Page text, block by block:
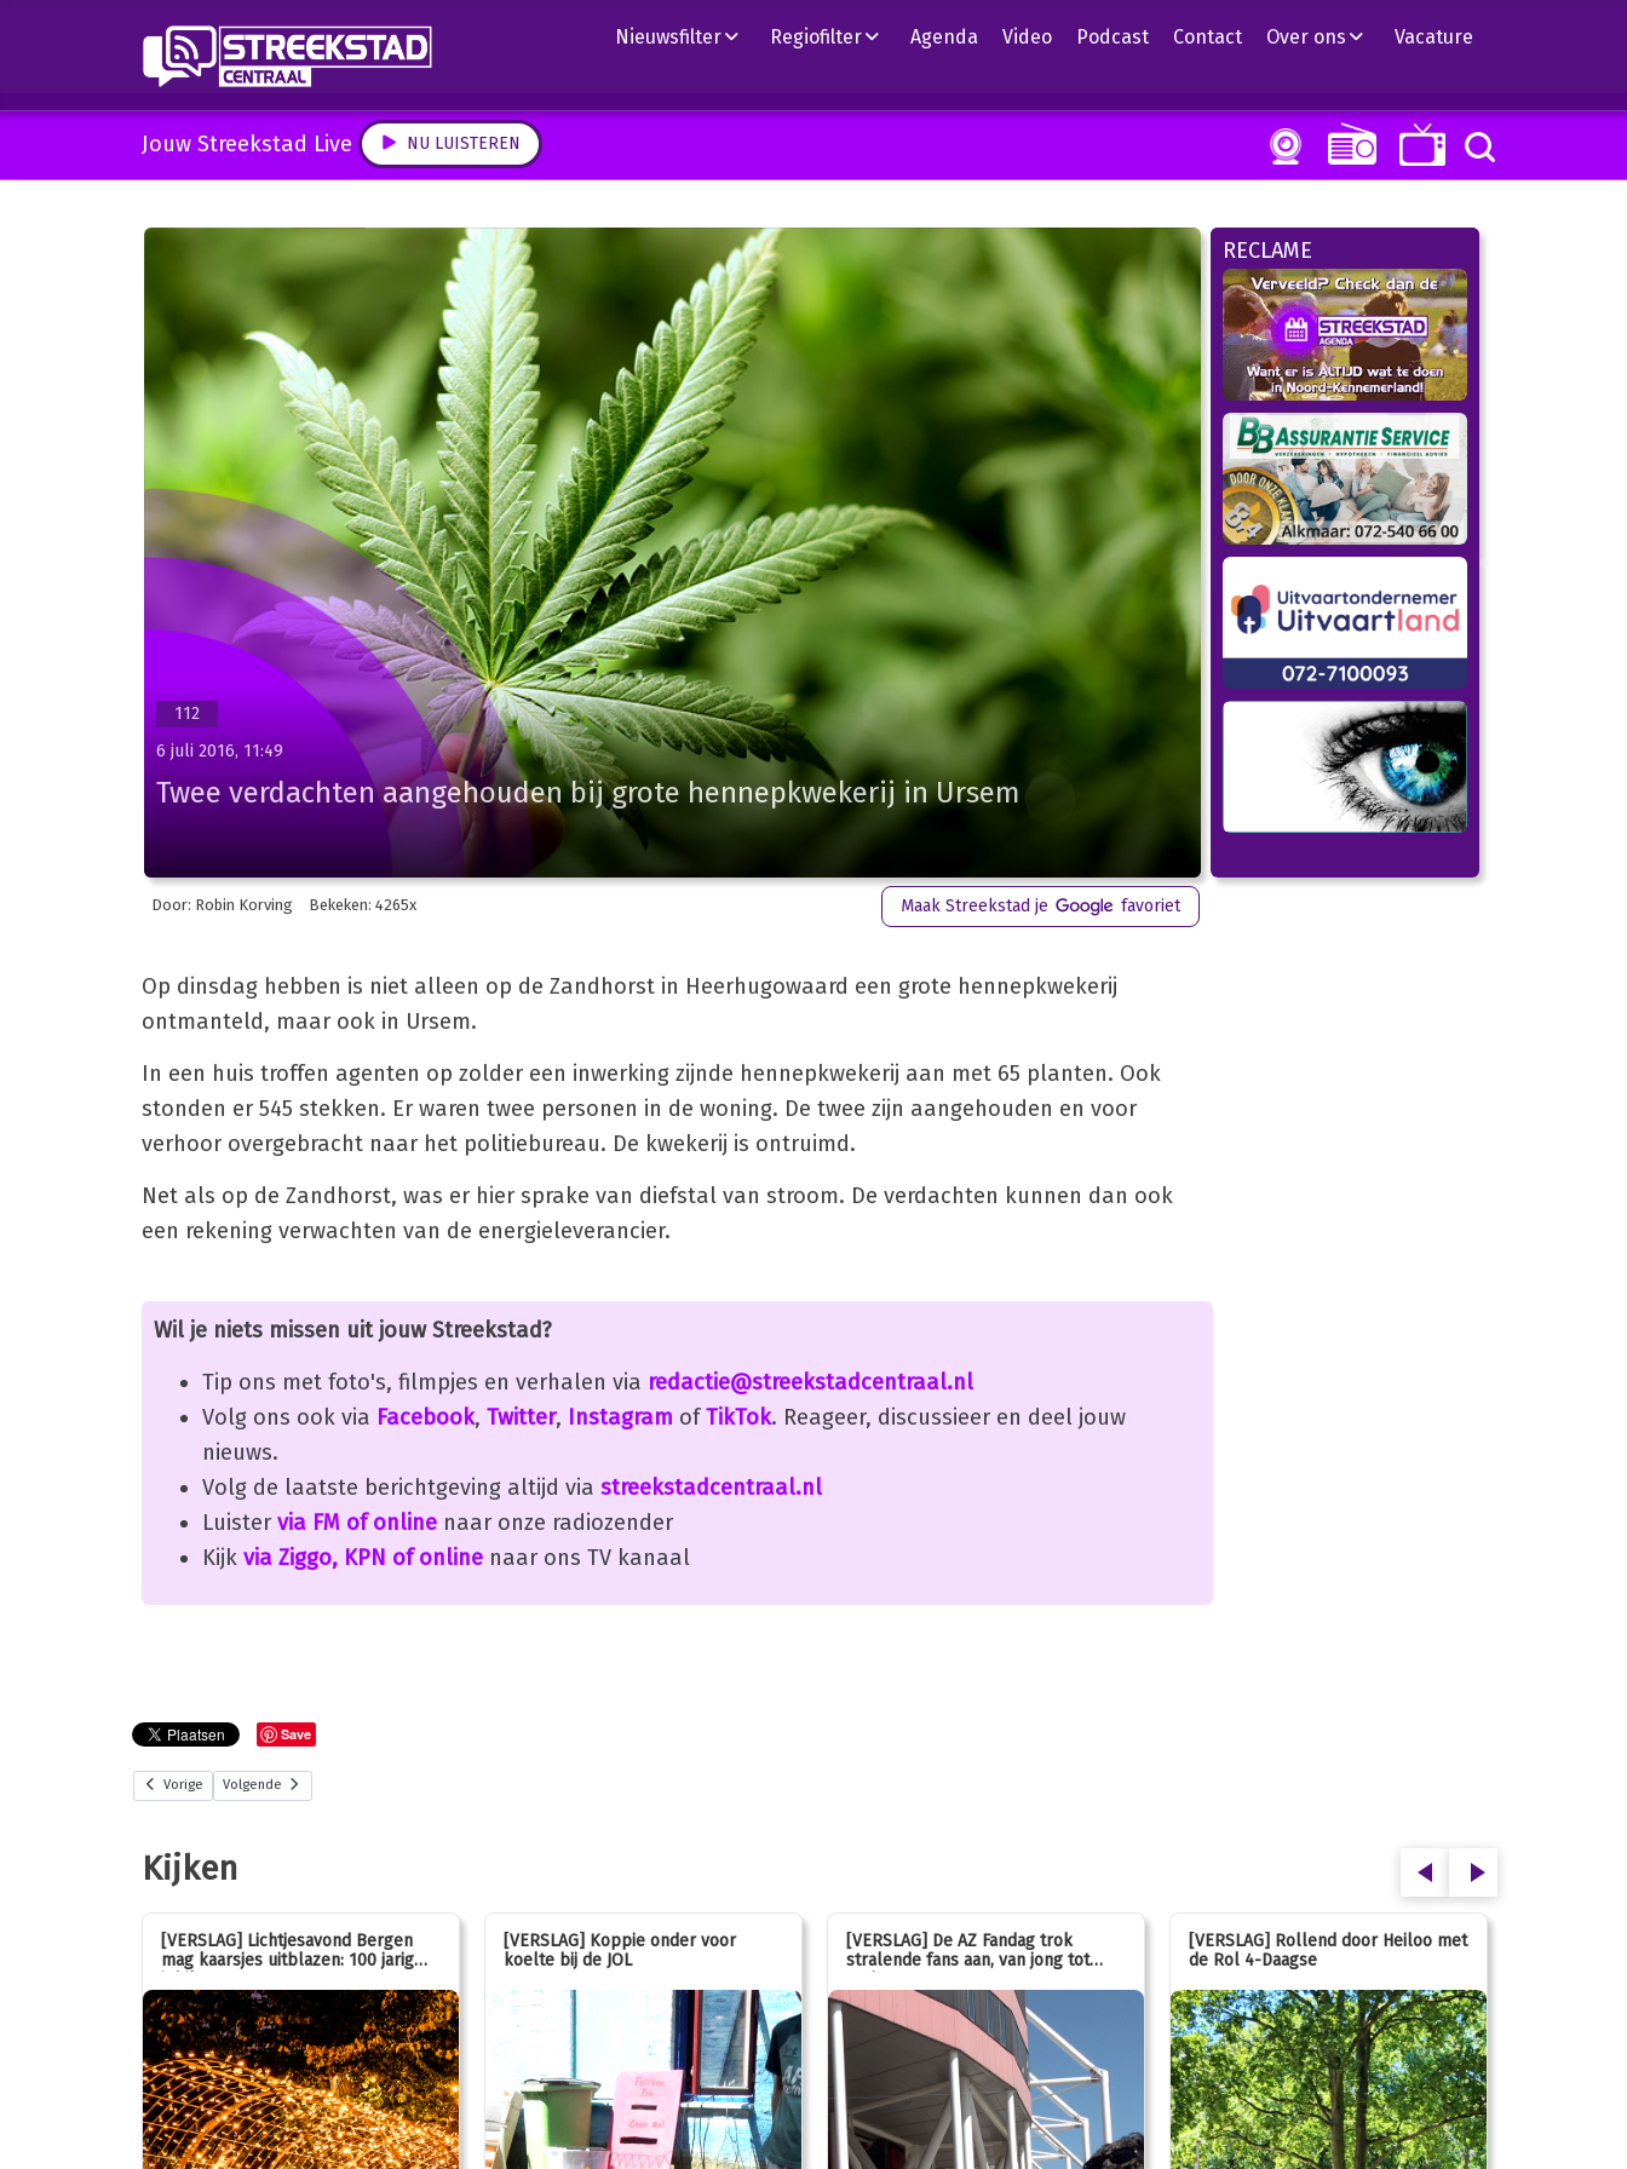
Nieuwsfilter Regiofilter Agenda Video Podcast Contact Over ons Vacature
Jouw Streekstad Live NU LUISTEREN
RECLAME
112
6 juli 2016, 11:49
Twee verdachten aangehouden bij grote hennepkwekerij in Ursem
Door: Robin Korving Bekeken: 4265x Maak Streekstad je favoriet
Op dinsdag hebben is niet alleen op de Zandhorst in Heerhugowaard een grote hennepkwekerij
ontmanteld, maar ook in Ursem.
In een huis troffen agenten op zolder een inwerking zijnde hennepkwekerij aan met 65 planten. Ook
stonden er 545 stekken. Er waren twee personen in de woning. De twee zijn aangehouden en voor
verhoor overgebracht naar het politiebureau. De kwekerij is ontruimd.
Net als op de Zandhorst, was er hier sprake van diefstal van stroom. De verdachten kunnen dan ook
een rekening verwachten van de energieleverancier.
Wil je niets missen uit jouw Streekstad?
Tip ons met foto's, filmpjes en verhalen via redactie@streekstadcentraal.nl
Volg ons ook via Facebook, Twitter, Instagram ofTikTok. Reageer, discussieer en deel jouw
nieuws.
Volg de laatste berichtgeving altijd via streekstadcentraal.nl
Luister via FM of online naar onze radiozender
Kijk via Ziggo, KPN of online naar ons TV kanaal
Save
Vorige Volgende
Kijken
[VERSLAG] Lichtjesavond Bergen
mag kaarsjes uitblazen: 100 jarig
[VERSLAG] Koppie onder voor
koelte bij de JOL
[VERSLAG] De AZ Fandag trok
stralende fans aan, van jong tot
[VERSLAG] Rollend door Heiloo met
de Rol 4-Daagse